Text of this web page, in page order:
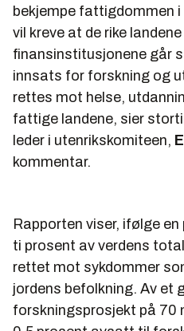
bekjempe fattigdommen
vil kreve at de rike
finansinstitusjonene går
innsats for forskning og
rettes mot helse,
fattige landene, sier
leder i utenrikskomiteen,
kommentar.
Rapporten viser, ifølge
ti prosent av verdens
rettet mot sykdommer
jordens befolkning. Av et
forskningsprosjekt på 70